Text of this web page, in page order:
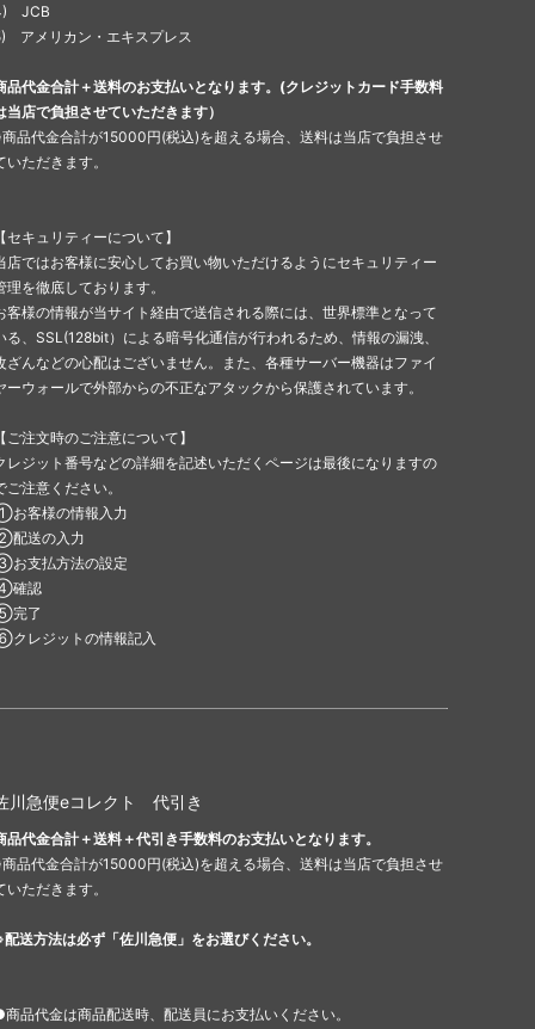
JCB
アメリカン・エキスプレス
品代金合計＋送料のお支払いとなります。(クレジットカード手数料
当店で負担させていただきます）
品代金合計が15000円(税込)を超える場合、送料は当店で負担させ
いただきます。
セキュリティーについて】
店ではお客様に安心してお買い物いただけるようにセキュリティー
理を徹底しております。
客様の情報が当サイト経由で送信される際には、世界標準となって
る、SSL(128bit）による暗号化通信が行われるため、情報の漏洩、
ざんなどの心配はございません。また、各種サーバー機器はファイ
ーウォールで外部からの不正なアタックから保護されています。
ご注文時のご注意について】
レジット番号などの詳細を記述いただくページは最後になりますの
ご注意ください。
客様の情報入力
送の入力
支払方法の設定
確認
完了
レジットの情報記入
川急便eコレクト 代引き
品代金合計＋送料＋代引き手数料のお支払いとなります。
品代金合計が15000円(税込)を超える場合、送料は当店で負担させ
いただきます。
送方法は必ず「佐川急便」をお選びください。
品代金は商品配送時、配送員にお支払いください。